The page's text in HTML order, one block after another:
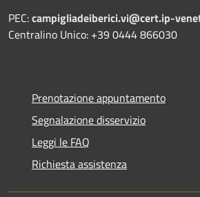
PEC:campigliadeiberici.vi@cert.ip-
Centralino Unico: +39 0444 866030
Prenotazione appuntamento
Segnalazione disservizio
Leggi le FAQ
Richiesta assistenza